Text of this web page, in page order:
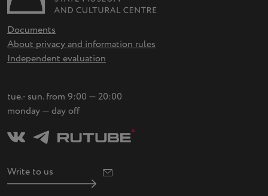
Documents
About privacy and information rules
Independent evaluation
tue.- sun. from 9:00 — 20:00
monday — day off
Write to us